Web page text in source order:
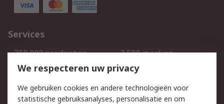
Services
750.000 producten
2.500 merken
Bestellen
Inkoopoplossingen
Track & Trace
We respecteren uw privacy
We gebruiken cookies en andere technologieën voor
statistische gebruiksanalyses, personalisatie en om